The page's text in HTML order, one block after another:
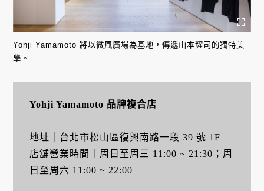
Yohji Yamamoto 將以微風廣場為基地，傳遞山本耀司的獨特美
學。
Yohji Yamamoto 品牌複合店
地址｜台北市松山區復興南路一段 39 號 1F
店舖營業時間｜周日至周三 11:00 ~ 21:30；周
日至周六 11:00 ~ 22:00